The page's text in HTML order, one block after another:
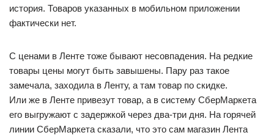
история. Товаров указанных в мобильном приложении
фактически нет.
С ценами в Ленте тоже бывают несовпадения. На редкие
товары цены могут быть завышены. Пару раз такое
замечала, заходила в Ленту, а там товар по скидке.
Или же в Ленте привезут товар, а в систему СберМаркета
его выгружают с задержкой через два-три дня. На горячей
линии СберМаркета сказали, что это сам магазин Лента